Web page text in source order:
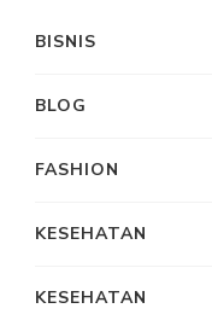
BISNIS
BLOG
FASHION
KESEHATAN
KESEHATAN